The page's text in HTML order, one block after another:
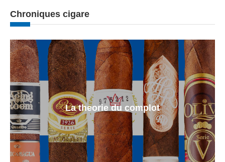
Chroniques cigare
La theorie du complot